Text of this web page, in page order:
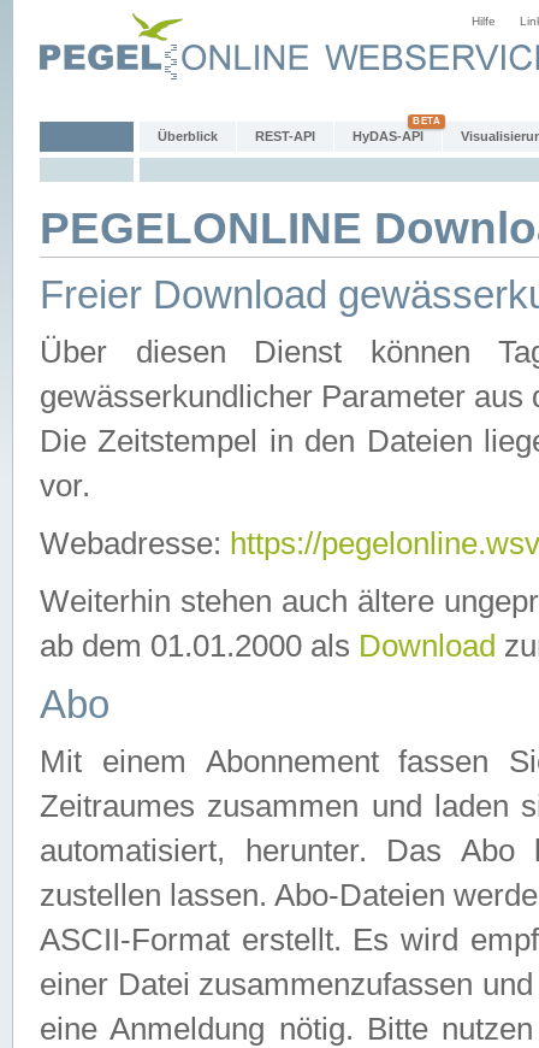
Hilfe
Überblick REST-API HyDAS-API
PEGELONLINE
Freier Download
Über diesen Dienst können
gewässerkundlicher Parameter aus
Die Zeitstempel in den Dateien
vor.
Webadresse: https://
Weiterhin stehen auch ältere
ab dem 01.01.2000 als Download
Abo
Mit einem Abonnement fassen
Zeitraumes zusammen und laden
automatisiert, herunter. Das
zustellen lassen. Abo-Dateien
ASCII-Format erstellt. Es wird
einer Datei zusammenzufassen
eine Anmeldung nötig. Bitte